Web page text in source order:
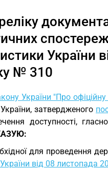
України
№ 310
України "Про офіційну
затвердженого
доступності,
для проведення
від 08 листопада